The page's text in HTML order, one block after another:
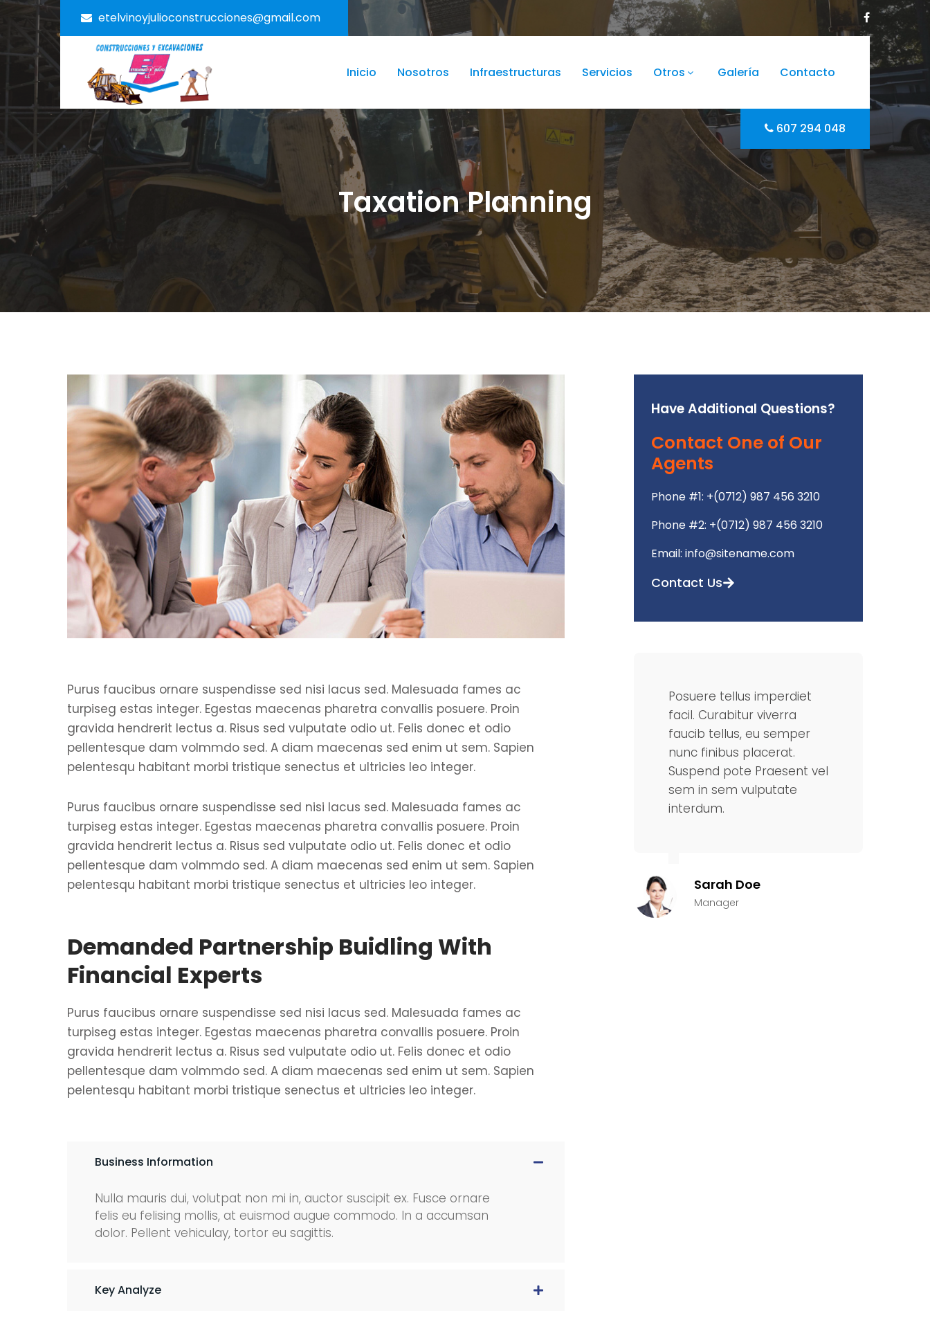
etelvinoyjulioconstrucciones@gmail.com
Inicio Nosotros Infraestructuras Servicios Otros Galería Contacto
607 294 048
Taxation Planning
Purus faucibus ornare suspendisse sed nisi lacus sed. Malesuada fames ac
turpiseg estas integer. Egestas maecenas pharetra convallis posuere. Proin
gravida hendrerit lectus a. Risus sed vulputate odio ut. Felis donec et odio
pellentesque dam volmmdo sed. A diam maecenas sed enim ut sem. Sapien
pelentesqu habitant morbi tristique senectus et ultricies leo integer.
Purus faucibus ornare suspendisse sed nisi lacus sed. Malesuada fames ac
turpiseg estas integer. Egestas maecenas pharetra convallis posuere. Proin
gravida hendrerit lectus a. Risus sed vulputate odio ut. Felis donec et odio
pellentesque dam volmmdo sed. A diam maecenas sed enim ut sem. Sapien
pelentesqu habitant morbi tristique senectus et ultricies leo integer.
Demanded Partnership Buidling With
Financial Experts
Purus faucibus ornare suspendisse sed nisi lacus sed. Malesuada fames ac
turpiseg estas integer. Egestas maecenas pharetra convallis posuere. Proin
gravida hendrerit lectus a. Risus sed vulputate odio ut. Felis donec et odio
pellentesque dam volmmdo sed. A diam maecenas sed enim ut sem. Sapien
pelentesqu habitant morbi tristique senectus et ultricies leo integer.
Business Information
Nulla mauris dui, volutpat non mi in, auctor suscipit ex. Fusce ornare
felis eu felising mollis, at euismod augue commodo. In a accumsan
dolor. Pellent vehiculay, tortor eu sagittis.
Key Analyze
Have Additional Questions?
Contact One of Our
Agents
Phone #1: +(0712) 987 456 3210
Phone #2: +(0712) 987 456 3210
Email: info@sitename.com
Contact Us
tellus imperdiet
Curabitur viverra
tellus, eu semper
finibus placerat.
pote Praesent vel
Sarah Doe
Posuere tellus imperdiet
facil. Curabitur viverra
faucib tellus, eu semper
nunc finibus placerat.
Suspend pote Praesent vel
interdum.
Alex Doe
Posuere tellus imperdiet
facil. Curabitur viverra
faucib tellus, eu semper
nunc finibus placerat.
Suspend pote Praesent vel
interdum.
Jennifer Doe
Posuere tellus imperdiet
facil. Curabitur viverra
faucib tellus, eu semper
nunc finibus placerat.
Suspend pote Praesent vel
sem in sem vulputate
interdum.
Sarah Doe
Manager